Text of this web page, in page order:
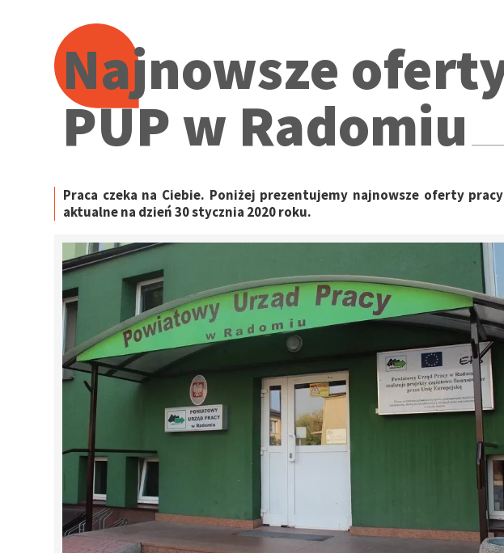
Najnowsze
PUP w Radomiu
Praca czeka na Ciebie. Poniżej prezentujemy najnowsze oferty
aktualne na dzień 30 stycznia 2020 roku.